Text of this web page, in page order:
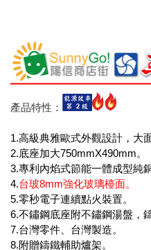
產品特性：
1.高級典雅歐式外觀設計，大
2.底座加大750mmX490mm。
3.專利內焰式節能一體成型純
4.台玻8mm強化玻璃檯面。
5.零秒電子連續點火裝置。
6.不鏽鋼底座附不鏽鋼湯盤，
7.台灣零件、台灣製造。
8.附贈鑄鐵輔助爐架。